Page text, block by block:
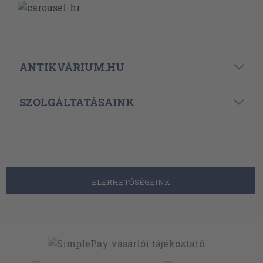
ANTIKVÁRIUM.HU
SZOLGÁLTATÁSAINK
ELÉRHETŐSÉGEINK